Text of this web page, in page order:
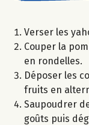
Verser les
Couper la
en rondelles.
Déposer les
fruits en
Saupoudrer
goûts puis